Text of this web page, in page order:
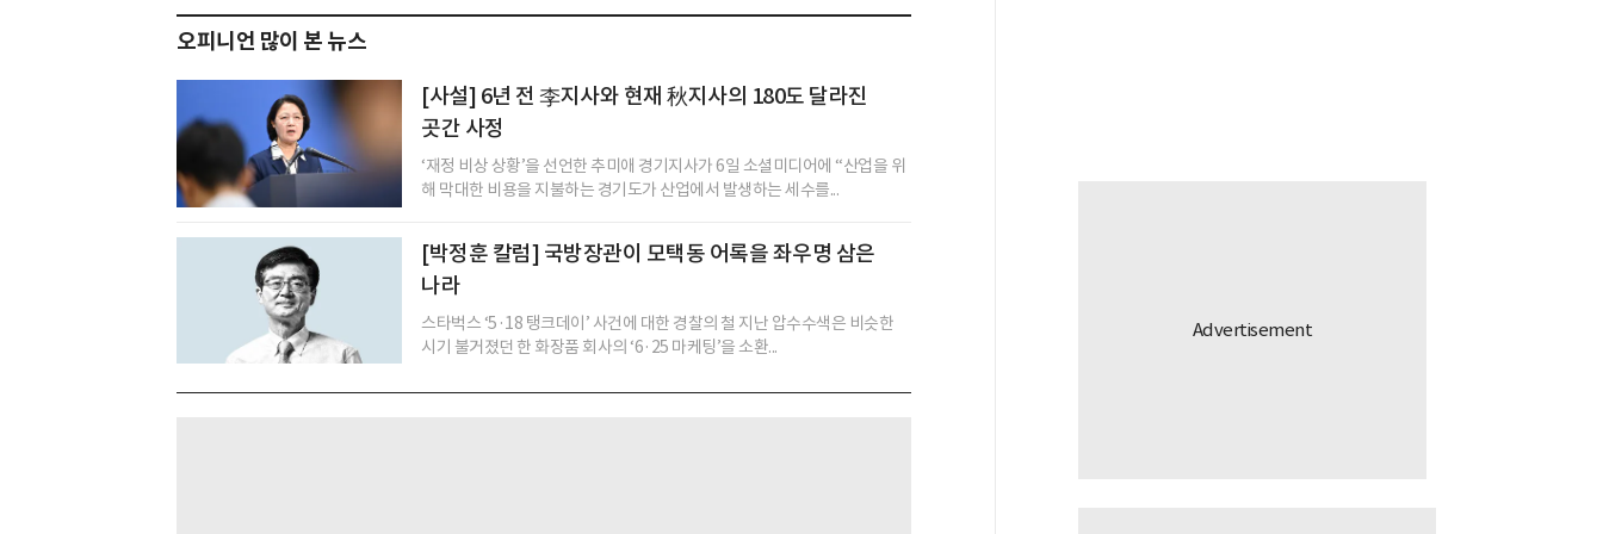
오피니언 많이 본 뉴스
[사설] 6년 전 李지사와 현재 秋지사의 180도 달라진
곳간 사정
‘재정 비상 상황’을 선언한 추미애 경기지사가 6일 소셜미디어에 “산업을 위
해 막대한 비용을 지불하는 경기도가 산업에서 발생하는 세수를...
[박정훈 칼럼] 국방장관이 모택동 어록을 좌우명 삼은
나라
스타벅스 ‘5·18 탱크데이’ 사건에 대한 경찰의 철 지난 압수수색은 비슷한
시기 불거졌던 한 화장품 회사의 ‘6·25 마케팅’을 소환...